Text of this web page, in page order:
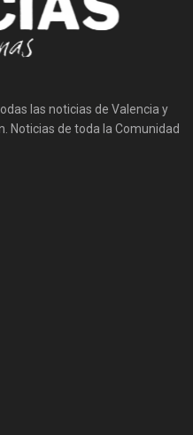
las noticias de Valencia y
Noticias de toda la Comunidad